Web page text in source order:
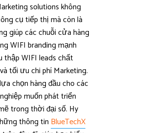
solutions không
cụ tiếp thị mà còn là
giúp các chuỗi cửa hàng
WIFI branding mạnh
thập WIFI leads chất
tối ưu chi phí Marketing.
chọn hàng đầu cho các
muốn phát triển
trong thời đại số. Hy
thông tin BlueTechX